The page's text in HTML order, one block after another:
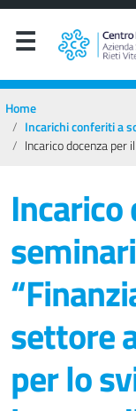
Home
Incarichi conferiti a
Incarico docenza per il seminario dal titolo
Incarico
settore
per lo